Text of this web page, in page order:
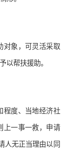
对象，可灵活采取
以帮扶援助。
程度、当地经济社
上一事一救，申请
人无正当理由以同